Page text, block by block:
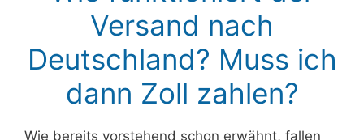
Versand nach
Deutschland? Muss ich
dann Zoll zahlen?
Wie bereits vorstehend schon erwähnt, fallen